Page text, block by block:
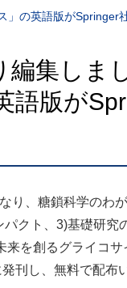
の英語版がSpringer
編集しま
語版が
り、糖鎖科学のわ
クト、3)基礎研究
来を創るグライコ
刊し、無料で配布